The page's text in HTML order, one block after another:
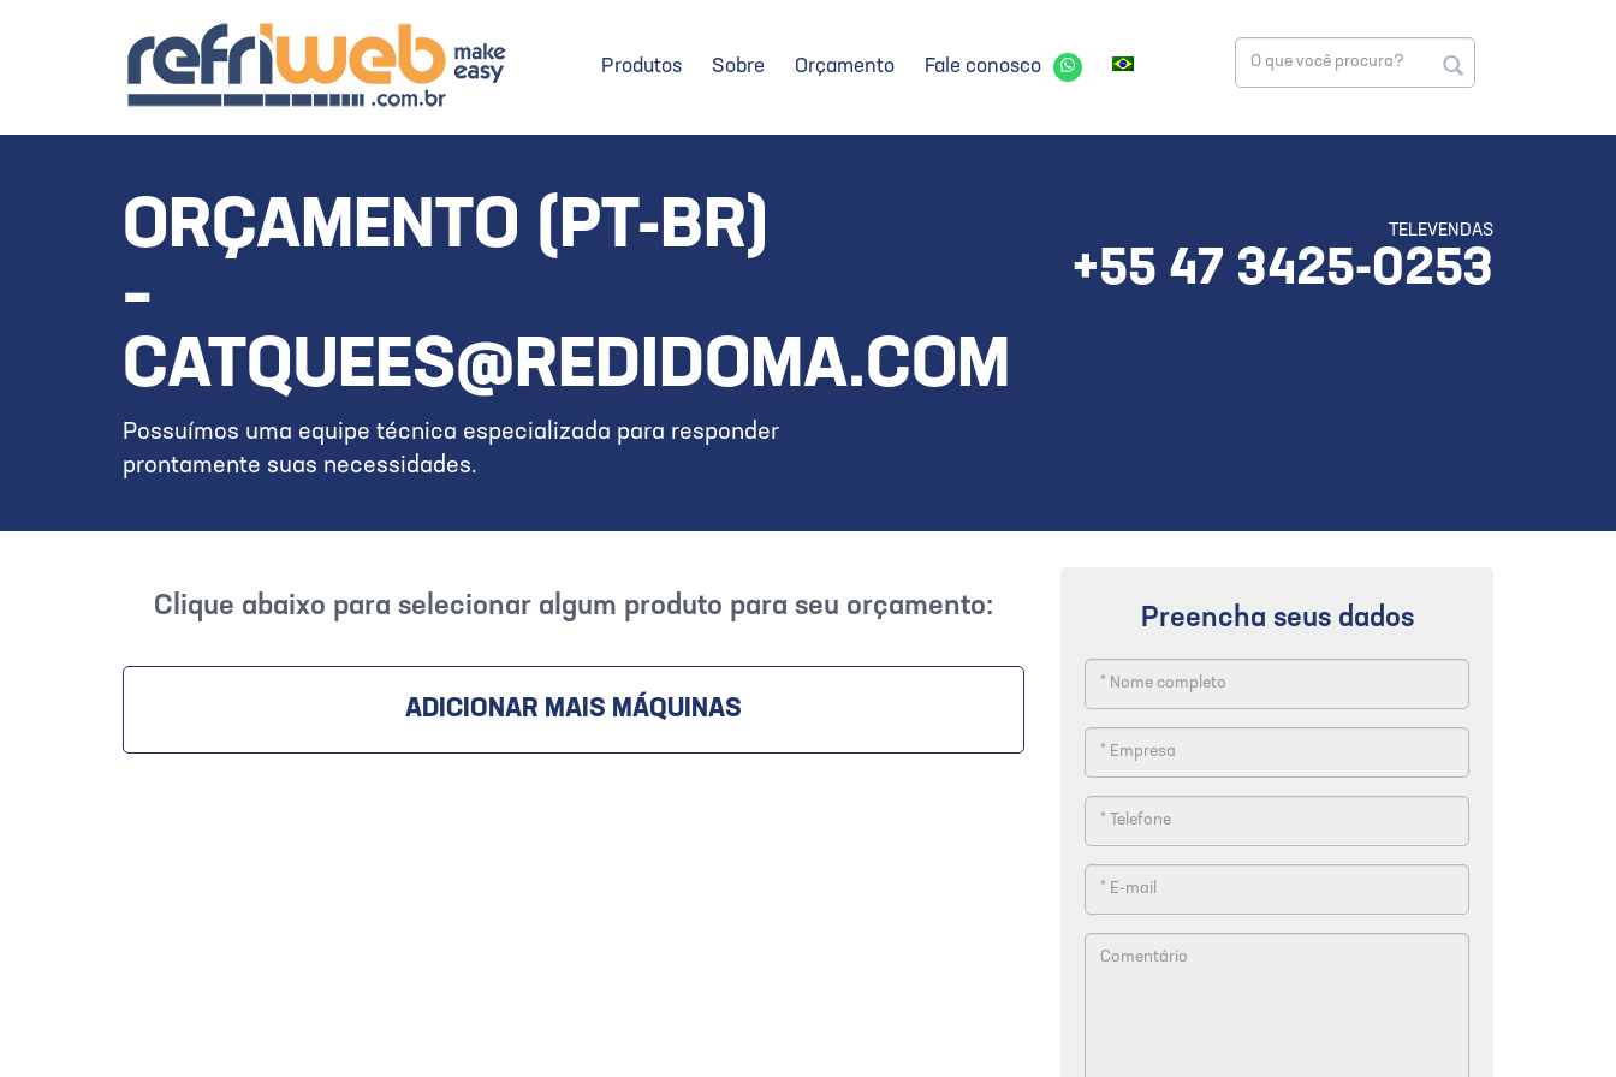
Produtos Sobre Orçamento Fale conosco
ORÇAMENTO (PT-BR)
–
CATQUEES@REDIDOMA.COM
Possuímos uma equipe técnica especializada para responder
prontamente suas necessidades.
TELEVENDAS
+55 47 3425-0253
Clique abaixo para selecionar algum produto para seu orçamento:
ADICIONAR MAIS MÁQUINAS
Preencha seus dados